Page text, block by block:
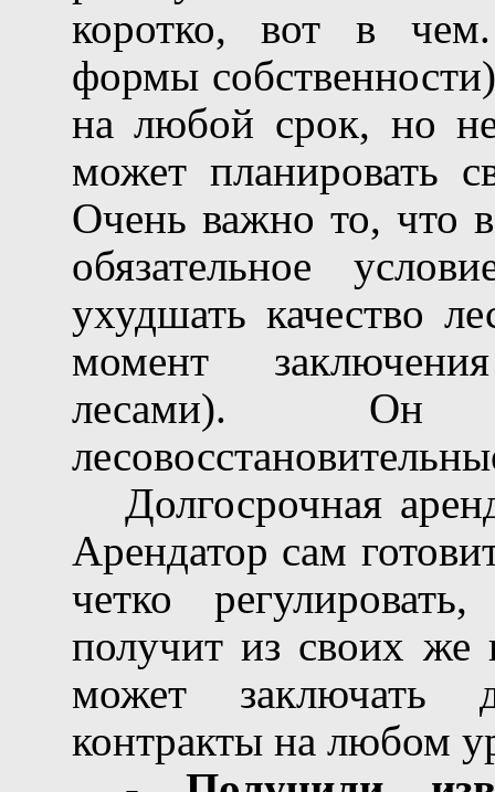
коротко, вот в чем.
формы
на любой срок, но
может планировать
Очень важно то, что в
обязательное
ухудшать качество
момент
лесами). Он
Долгосрочная
Арендатор сам
четко
получит из своих
может заключать
контракты на любом